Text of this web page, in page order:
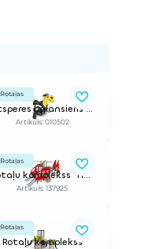
Rotaļas
Atsperes balansieris Suns
Artikuls: 010502
Rotaļas
Rotaļu komplekss "Helikopters"
Artikuls: 137925
Rotaļas
Rotaļu komplekss